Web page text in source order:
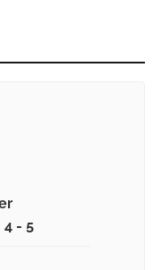
4 - 5